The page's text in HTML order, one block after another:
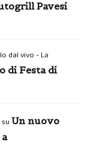
Pavesi
dal vivo - La
di Festa di
su Un nuovo